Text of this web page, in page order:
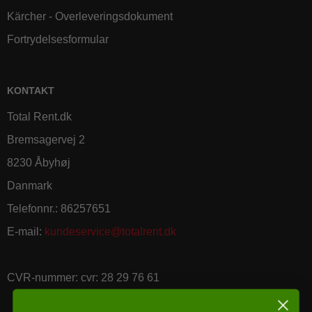
Kärcher - Overleveringsdokument
Fortrydelsesformular
KONTAKT
Total Rent.dk
Bremsagervej 2
8230 Åbyhøj
Danmark
Telefonnr.: 86257651
E-mail : kundeservice@totalrent.dk
CVR-nummer: cvr: 28 29 76 61